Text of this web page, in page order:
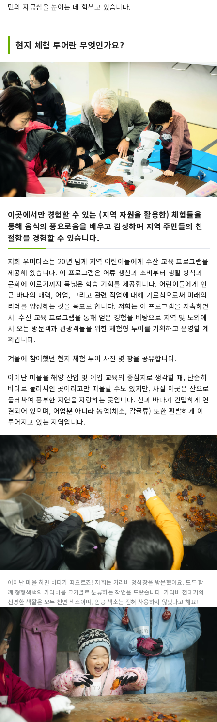
민의 자긍심을 높이는 데 힘쓰고 있습니다.
현지 체험 투어란 무엇인가요?
이곳에서만 경험할 수 있는 (지역 자원을 활용한) 체험들을
통해 음식의 풍요로움을 배우고 감상하며 지역 주민들의 친
절함을 경험할 수 있습니다.
저희 우미다스는 20년 넘게 지역 어린이들에게 수산 교육 프로그램을
제공해 왔습니다. 이 프로그램은 어류 생산과 소비부터 생활 방식과
문화에 이르기까지 폭넓은 학습 기회를 제공합니다. 어린이들에게 인
근 바다의 매력, 어업, 그리고 관련 직업에 대해 가르침으로써 미래의
리더를 양성하는 것을 목표로 합니다. 저희는 이 프로그램을 지속하면
서, 수산 교육 프로그램을 통해 얻은 경험을 바탕으로 지역 및 도외에
서 오는 방문객과 관광객들을 위한 체험형 투어를 기획하고 운영할 계
획입니다.
겨울에 참여했던 현지 체험 투어 사진 몇 장을 공유합니다.
아이난 마을을 해양 산업 및 어업 교육의 중심지로 생각할 때, 단순히
바다로 둘러싸인 곳이라고만 떠올릴 수도 있지만, 사실 이곳은 산으로
둘러싸여 풍부한 자연을 자랑하는 곳입니다. 산과 바다가 긴밀하게 연
결되어 있으며, 어업뿐 아니라 농업(채소, 감귤류) 또한 활발하게 이
루어지고 있는 지역입니다.
아이난 마을 하면 바다가 떠오르죠! 저희는 가리비 양식장을 방문했어요. 모두 함
께 형형색색의 가리비를 크기별로 분류하는 작업을 도왔습니다. 가리비 껍데기의
선명한 색깔은 모두 천연 색소이며, 인공 색소는 전혀 사용하지 않았다고 해요!